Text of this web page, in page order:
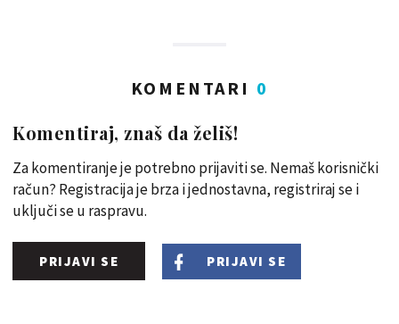
KOMENTARI 0
Komentiraj, znaš da želiš!
Za komentiranje je potrebno prijaviti se. Nemaš korisnički
račun? Registracija je brza i jednostavna, registriraj se i
uključi se u raspravu.
PRIJAVI SE PRIJAVI SE